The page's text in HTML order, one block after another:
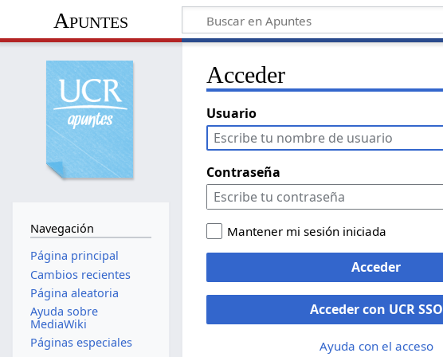
Apuntes
Acceder
Usuario
Contraseña
Mantener mi sesión iniciada
Acceder
Acceder con UCR SSO
Ayuda con el acceso
Navegación
Página principal
Cambios recientes
Página aleatoria
Ayuda sobre
MediaWiki
Páginas especiales